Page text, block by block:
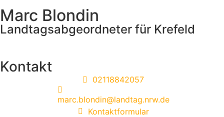
Marc Blondin
Landtagsabgeordneter für Krefeld
Kontakt
02118842057
marc.blondin@landtag.nrw.de
Kontaktformular